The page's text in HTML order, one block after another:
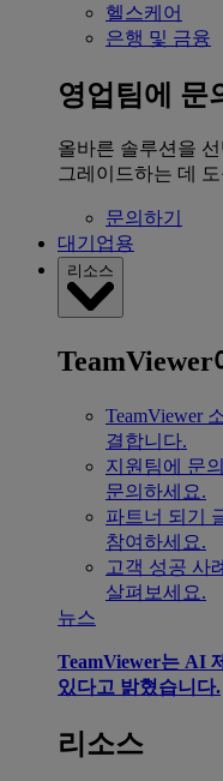
헬스케어
은행 및 금융
영업팀에 문
올바른 솔루션을
그레이드하는 데
문의하기
대기업용
리소스
TeamViewer
TeamViewer
결합니다.
지원팀에 문의
문의하세요.
파트너 되기
참여하세요.
고객 성공 사례
살펴보세요.
뉴스
TeamViewer는 AI
있다고 밝혔습니다.
리소스